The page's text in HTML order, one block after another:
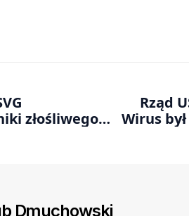
złośliwego
Rząd
Wirus
Dmuchowski